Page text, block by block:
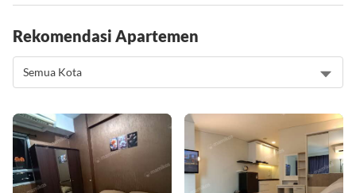
Rekomendasi Apartemen